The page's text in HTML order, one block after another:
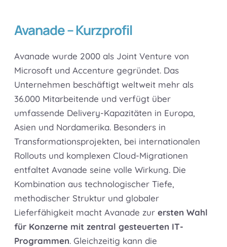
Avanade – Kurzprofil
Avanade wurde 2000 als Joint Venture von
Microsoft und Accenture gegründet. Das
Unternehmen beschäftigt weltweit mehr als
36.000 Mitarbeitende und verfügt über
umfassende Delivery-Kapazitäten in Europa,
Asien und Nordamerika. Besonders in
Transformationsprojekten, bei internationalen
Rollouts und komplexen Cloud-Migrationen
entfaltet Avanade seine volle Wirkung. Die
Kombination aus technologischer Tiefe,
methodischer Struktur und globaler
Lieferfähigkeit macht Avanade zur ersten Wahl
für Konzerne mit zentral gesteuerten IT-
Programmen. Gleichzeitig kann die